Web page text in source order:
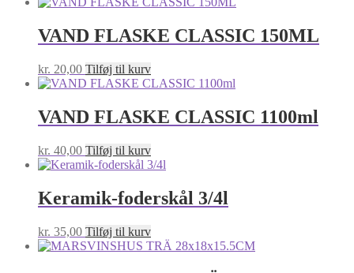
VAND FLASKE CLASSIC 150ML
kr. 20,00 Tilføj til kurv
VAND FLASKE CLASSIC 1100ml
kr. 40,00 Tilføj til kurv
Keramik-foderskål 3/4l
kr. 35,00 Tilføj til kurv